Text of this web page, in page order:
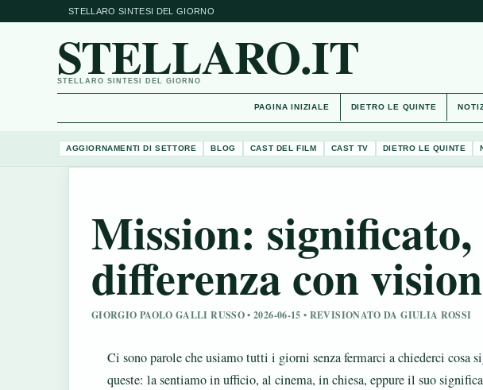
STELLARO SINTESI DEL GIORNO
STELLARO.IT
STELLARO SINTESI DEL GIORNO
PAGINA INIZIALE DIETRO LE QUINTE
AGGIORNAMENTI DI SETTORE BLOG CAST DEL FILM CAST TV DIETRO LE QUINTE
Mission:
differenza con vision
GIORGIO PAOLO GALLI RUSSO • 2026-06-15 • REVISIONATO DA GIULIA ROSSI
Ci sono parole che usiamo tutti i giorni senza fermarci a chiederci cosa
queste: la sentiamo in ufficio, al cinema, in chiesa, eppure il suo